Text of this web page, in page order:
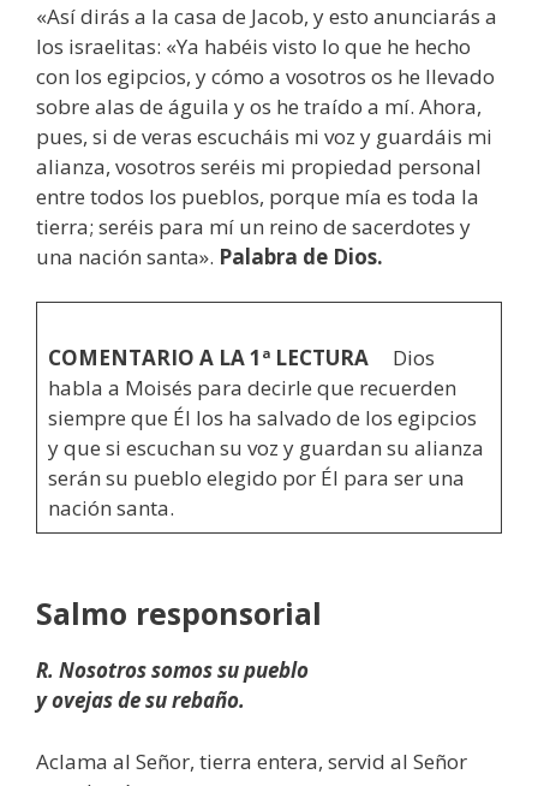
«Así dirás a la casa de Jacob, y esto anunciarás a
los israelitas: «Ya habéis visto lo que he hecho
con los egipcios, y cómo a vosotros os he llevado
sobre alas de águila y os he traído a mí. Ahora,
pues, si de veras escucháis mi voz y guardáis mi
alianza, vosotros seréis mi propiedad personal
entre todos los pueblos, porque mía es toda la
tierra; seréis para mí un reino de sacerdotes y
una nación santa». Palabra de Dios.
COMENTARIO A LA 1ª LECTURADios
habla a Moisés para decirle que recuerden
siempre que Él los ha salvado de los egipcios
y que si escuchan su voz y guardan su alianza
serán su pueblo elegido por Él para ser una
nación santa.
Salmo responsorial
R. Nosotros somos su pueblo
y ovejas de su rebaño.
Aclama al Señor, tierra entera, servid al Señor